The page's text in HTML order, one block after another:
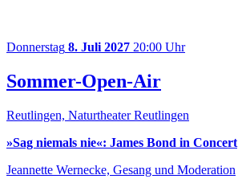
Donnerstag 8. Juli 2027 20:00 Uhr
Sommer-Open-Air
Reutlingen, Naturtheater Reutlingen
»Sag niemals nie«: James Bond in Concert
Jeannette Wernecke, Gesang und Moderation